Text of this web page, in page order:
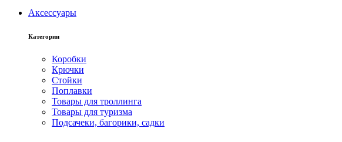
Аксессуары
Категории
Коробки
Крючки
Стойки
Поплавки
Товары для троллинга
Товары для туризма
Подсачеки, багорики, садки